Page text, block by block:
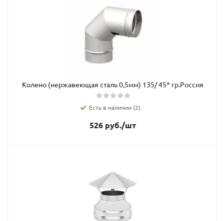
Колено (нержавеющая сталь 0,5мм) 135/ 45* гр.Россия
Есть в наличии (2)
526руб./шт